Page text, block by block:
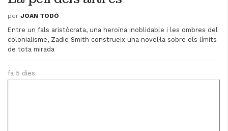
Videoteca
Termes legals
per JOAN TODÓ
Entre un fals aristòcrata, una heroïna inoblidable i les ombres del
colonialisme, Zadie Smith construeix una novel·la sobre els límits
de tota mirada
fa 5 dies